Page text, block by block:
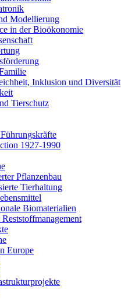
Modellierung
in der Bioökonomie
Inklusion und Diversität
Tierschutz
1927-1990
Pflanzenbau
Tierhaltung
Biomaterialien
Europe